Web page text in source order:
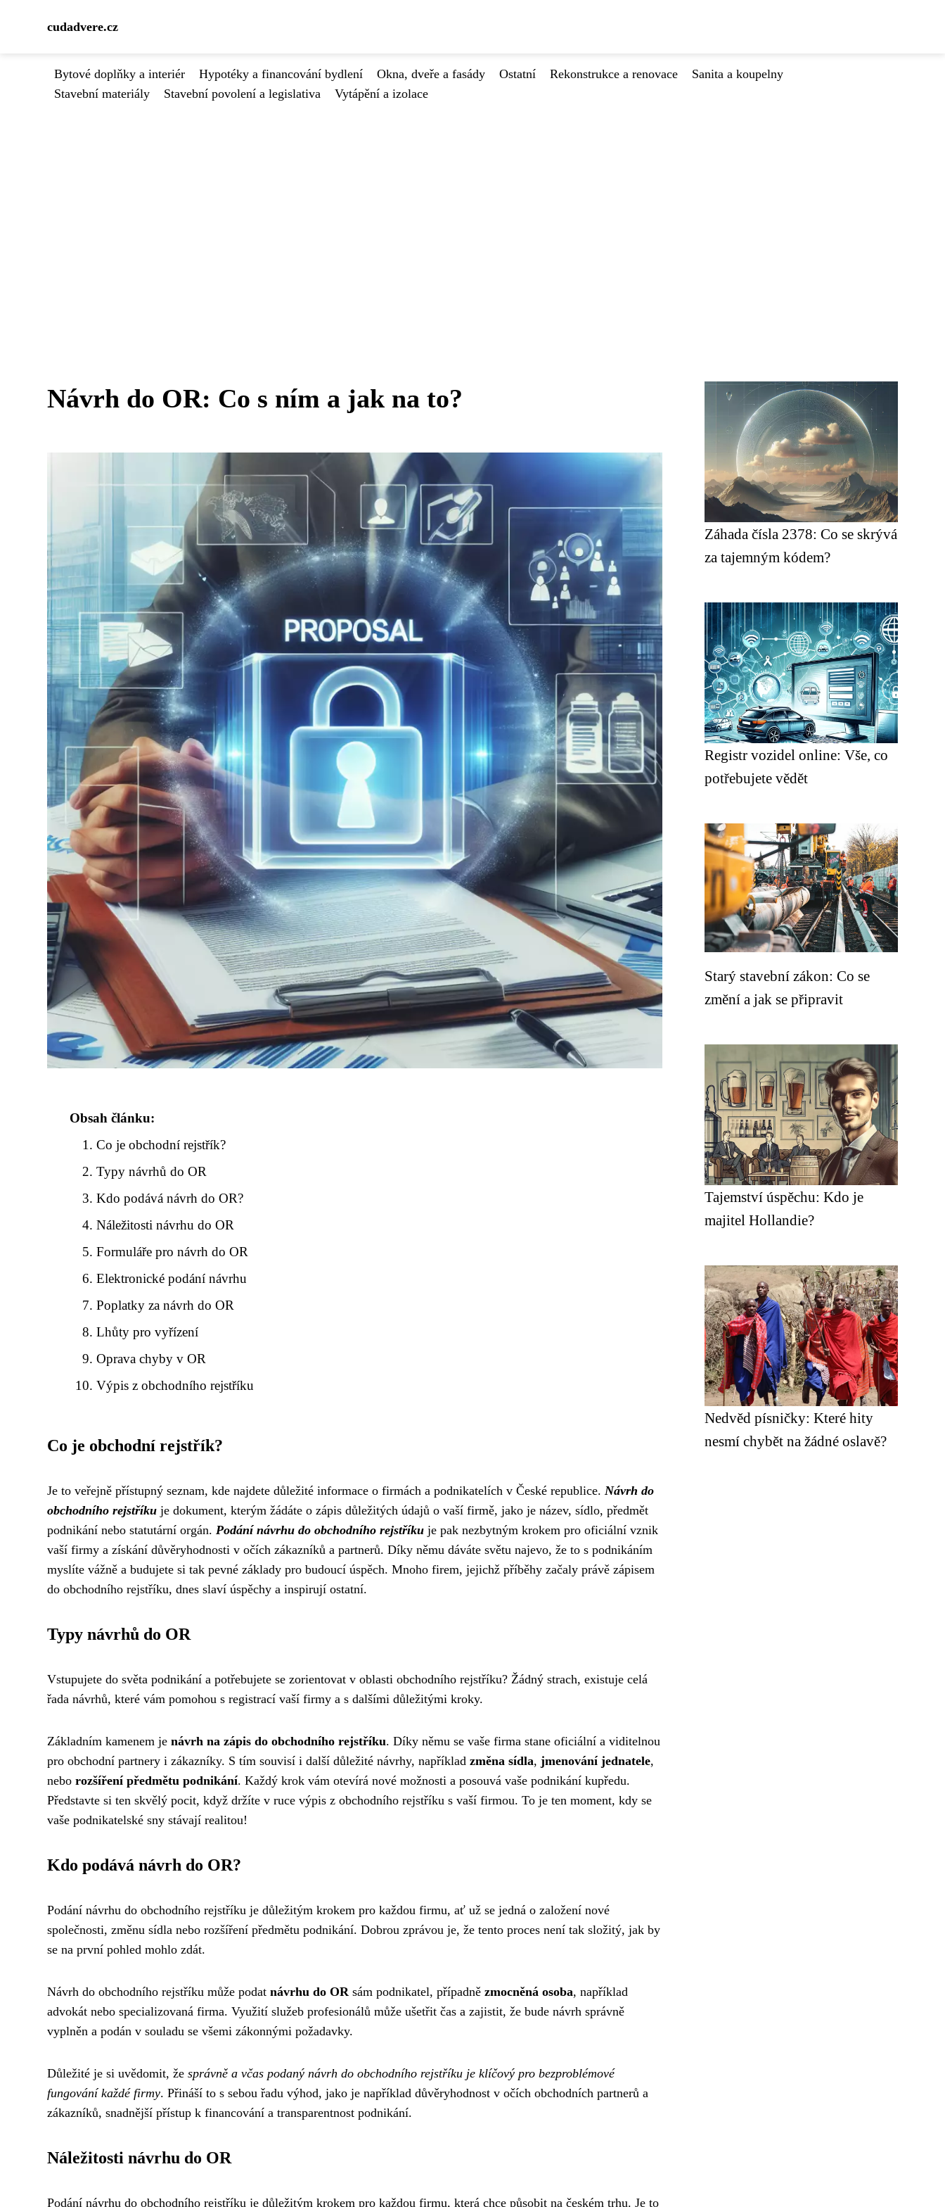
cudadvere.cz
Bytové doplňky a interiér Hypotéky a financování bydlení Okna, dveře a fasády Ostatní Rekonstrukce a renovace
Sanita a koupelny
Stavební materiály
Stavební povolení a legislativa Vytápění a izolace
Návrh do OR: Co s ním a jak na to?
Obsah článku:
Co je obchodní rejstřík?
Typy návrhů do OR
Kdo podává návrh do OR?
Náležitosti návrhu do OR
Formuláře pro návrh do OR
Elektronické podání návrhu
Poplatky za návrh do OR
Lhůty pro vyřízení
Oprava chyby v OR
Výpis z obchodního rejstříku
Co je obchodní rejstřík?
Je to veřejně přístupný seznam, kde najdete důležité informace o firmách a podnikatelích v České republice. Návrh do
obchodního rejstříku je dokument, kterým žádáte o zápis důležitých údajů o vaší firmě, jako je název, sídlo, předmět
podnikání nebo statutární orgán. Podání návrhu do obchodního rejstříku je pak nezbytným krokem pro oficiální vznik
vaší firmy a získání důvěryhodnosti v očích zákazníků a partnerů. Díky němu dáváte světu najevo, že to s podnikáním
myslíte vážně a budujete si tak pevné základy pro budoucí úspěch. Mnoho firem, jejichž příběhy začaly právě zápisem
do obchodního rejstříku, dnes slaví úspěchy a inspirují ostatní.
Typy návrhů do OR
Vstupujete do světa podnikání a potřebujete se zorientovat v oblasti obchodního rejstříku? Žádný strach, existuje celá
řada návrhů, které vám pomohou s registrací vaší firmy a s dalšími důležitými kroky.
Základním kamenem je návrh na zápis do obchodního rejstříku. Díky němu se vaše firma stane oficiální a viditelnou
pro obchodní partnery i zákazníky. S tím souvisí i další důležité návrhy, například změna sídla, jmenování jednatele,
nebo rozšíření předmětu podnikání. Každý krok vám otevírá nové možnosti a posouvá vaše podnikání kupředu.
Představte si ten skvělý pocit, když držíte v ruce výpis z obchodního rejstříku s vaší firmou. To je ten moment, kdy se
vaše podnikatelské sny stávají realitou!
Kdo podává návrh do OR?
Podání návrhu do obchodního rejstříku je důležitým krokem pro každou firmu, ať už se jedná o založení nové
společnosti, změnu sídla nebo rozšíření předmětu podnikání. Dobrou zprávou je, že tento proces není tak složitý, jak by
se na první pohled mohlo zdát.
Návrh do obchodního rejstříku může podat návrhu do ORsám podnikatel, případně zmocněná osoba, například
advokát nebo specializovaná firma. Využití služeb profesionálů může ušetřit čas a zajistit, že bude návrh správně
vyplněn a podán v souladu se všemi zákonnými požadavky.
Důležité je si uvědomit, že správně a včas podaný návrh do obchodního rejstříku je klíčový pro bezproblémové
fungování každé firmy. Přináší to s sebou řadu výhod, jako je například důvěryhodnost v očích obchodních partnerů a
zákazníků, snadnější přístup k financování a transparentnost podnikání.
Náležitosti návrhu do OR
Podání návrhu do obchodního rejstříku je důležitým krokem pro každou firmu, která chce působit na českém trhu. Je to
Záhada čísla 2378: Co se skrývá
za tajemným kódem?
Registr vozidel online: Vše, co
potřebujete vědět
Starý stavební zákon: Co se
změní a jak se připravit
Tajemství úspěchu: Kdo je
majitel Hollandie?
Nedvěd písničky: Které hity
nesmí chybět na žádné oslavě?